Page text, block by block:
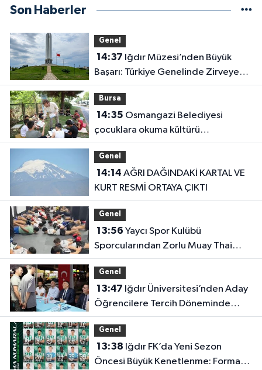
Son Haberler
Genel
14:37
Başarı: Türkiye Genelinde Zirveye
Yerleşti!
Bursa
14:35
çocuklara okuma kültürü
kazandırıyor
Genel
14:14
KURT RESMİ ORTAYA ÇIKTI
Genel
13:56
Sporcularından Zorlu Muay Thai
Eğitimi
Genel
13:47
Öğrencilere Tercih Döneminde
Rehberlik Desteği
Genel
13:38
Öncesi Büyük Kenetlenme: Forma